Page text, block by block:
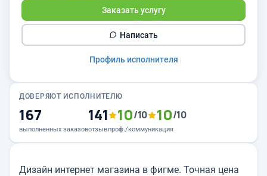
Дизайн интернет магазина в фигме. Точная цена
Заказать услугу
Написать
Профиль исполнителя
ДОВЕРЯЮТ ИСПОЛНИТЕЛЮ
167
выполненных заказов
141
отзыв
10/10 10/10
проф./коммуникация